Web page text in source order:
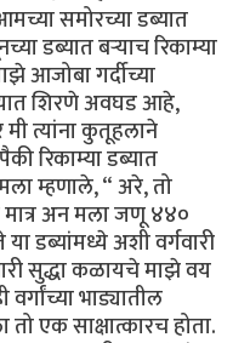
समोरच्या डब्यात
डब्यात बऱ्याच रिकाम्या
आजोबा गर्दीच्या
शिरणे अवघड आहे,
त्यांना कुतूहलाने
रिकाम्या डब्यात
म्हणाले, “ अरे, तो
मात्र अन मला जणू ४४०
डब्यांमध्ये अशी वर्गवारी
सुद्धा कळायचे माझे वय
भाड्यातील
एक साक्षात्कारच होता.